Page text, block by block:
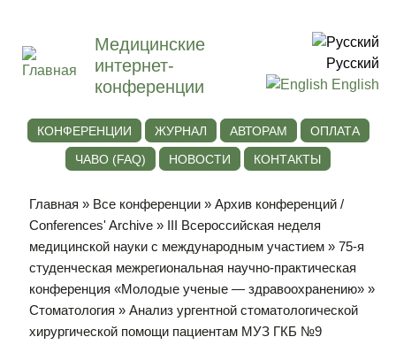
Медицинские
интернет-
конференции
Русский
English
КОНФЕРЕНЦИИ ЖУРНАЛ АВТОРАМ
ОПЛАТА
ЧАВО (FAQ)
НОВОСТИ КОНТАКТЫ
Главная » Все конференции »Архив конференций /
Conferences' Archive » III Всероссийская неделя
медицинской науки с международным участием »75-я
студенческая межрегиональная научно-практическая
конференция «Молодые ученые — здравоохранению» »
Стоматология » Анализ ургентной стоматологической
хирургической помощи пациентам МУЗ ГКБ №9